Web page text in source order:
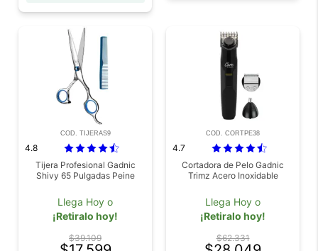
COD. TIJERAS9
4.8
Tijera Profesional Gadnic
Shivy 65 Pulgadas Peine
Llega Hoy o
¡Retiralo hoy!
$39.109
COD. CORTPE38
4.7
Cortadora de Pelo Gadnic
Trimz Acero Inoxidable
Llega Hoy o
¡Retiralo hoy!
$62.331